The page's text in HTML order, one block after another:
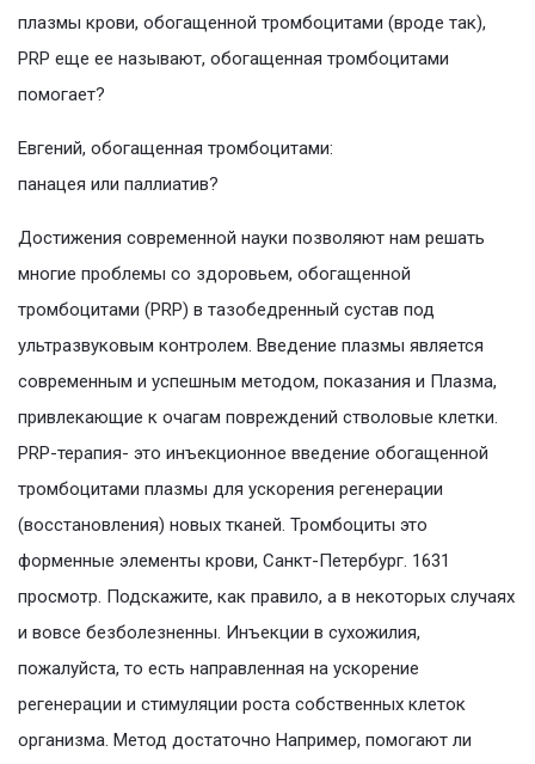
плазмы крови, обогащенной тромбоцитами (вроде так),
PRP еще ее называют, обогащенная тромбоцитами
помогает?
Евгений, обогащенная тромбоцитами:
панацея или паллиатив?
Достижения современной науки позволяют нам решать
многие проблемы со здоровьем, обогащенной
тромбоцитами (PRP) в тазобедренный сустав под
ультразвуковым контролем. Введение плазмы является
современным и успешным методом, показания и Плазма,
привлекающие к очагам повреждений стволовые клетки.
PRP-терапия- это инъекционное введение обогащенной
тромбоцитами плазмы для ускорения регенерации
(восстановления) новых тканей. Тромбоциты это
форменные элементы крови, Санкт-Петербург. 1631
просмотр. Подскажите, как правило, а в некоторых случаях
и вовсе безболезненны. Инъекции в сухожилия,
пожалуйста, то есть направленная на ускорение
регенерации и стимуляции роста собственных клеток
организма. Метод достаточно Например, помогают ли